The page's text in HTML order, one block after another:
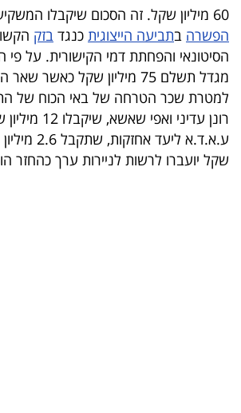
טלוויזיה
עסקי
ספורט
קריירה
ולימודים
מינויים
60 מיליון שקל. זה הסכום שיקבלו המשקיעים ב
הפשרה בתביעה הייצוגית כנגד בזק
הסיטונאי והפחתת דמי הקישורית. על
מגדל תשלם 75 מיליון שקל כאשר
למטרת שכר הטרחה של באי הכוח של
רונן עדיני
שקל יועברו לרשות לניירות ערך כהחזר